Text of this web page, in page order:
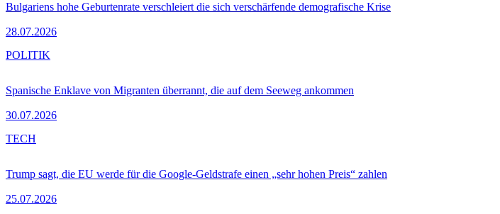
Bulgariens hohe Geburtenrate verschleiert die sich verschärfende demografische Krise
28.07.2026
Spanische Enklave von Migranten überrannt, die auf dem Seeweg ankommen
30.07.2026
POLITIK
Trump sagt, die EU werde für die Google-Geldstrafe einen „sehr hohen Preis“ zahlen
25.07.2026
TECH